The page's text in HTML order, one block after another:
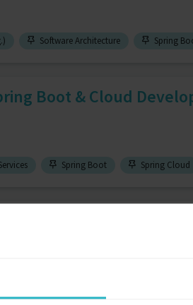
Software Architecture Spring
Boot & Cloud
Spring Boot Spring Cloud